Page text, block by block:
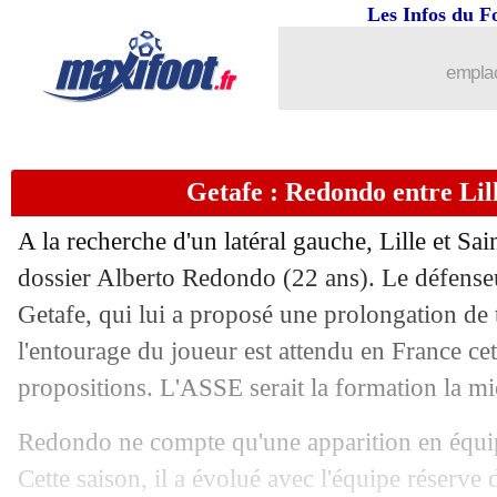
Les Infos du
Getafe : Redondo entre
A la recherche d'un latéral gauche, Lille et
dossier Alberto Redondo (22 ans). Le
Getafe, qui lui a proposé une prolongation
l'entourage du joueur est attendu en France
propositions. L'ASSE serait la formation la
Redondo ne compte qu'une apparition en
Cette saison, il a évolué avec l'équipe réserve
Lyon: un latéral portugais sur les
14/06 PSG: Diaby signe à Leverkusen
14/06 CdM (f): le Japon domine l'Ecosse
14/06 Arsenal : une surprenante cible dans
14/06 PSG : Luis Fernandez propose ses
14/06 Milan : Maldini-Boban pour
OM : Uber Eats veut devenir